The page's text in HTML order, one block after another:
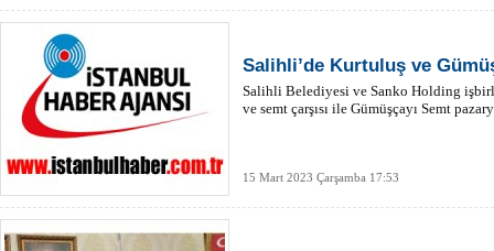
Salihli’de Kurtuluş ve
Salihli Belediyesi ve Sanko Holding
ve semt çarşısı ile Gümüşçayı Semt
15 Mart 2023 Çarşamba 17:53